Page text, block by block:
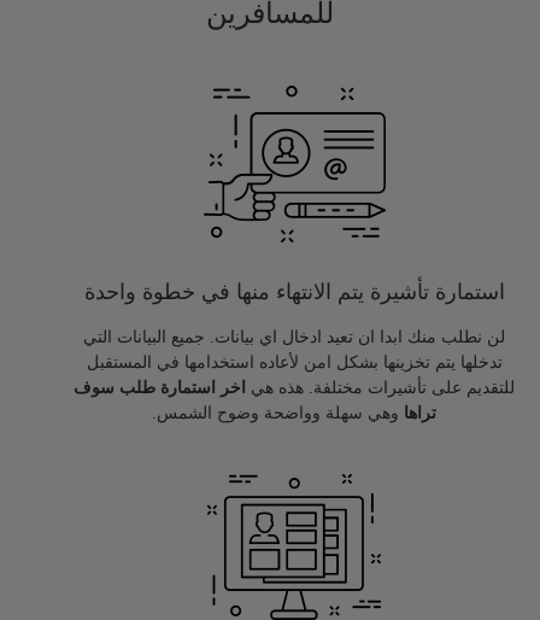
للمسافرين
استمارة تأشيرة يتم الانتهاء منها في خطوة واحدة
لن نطلب منك ابدا ان تعيد ادخال اي بيانات. جميع البيانات التي
تدخلها يتم تخزينها بشكل امن لأعاده استخدامها في المستقبل
للتقديم على تأشيرات مختلفة. هذه هي
اخر استمارة طلب سوف
تراها وهي سهلة وواضحة وضوح الشمس.